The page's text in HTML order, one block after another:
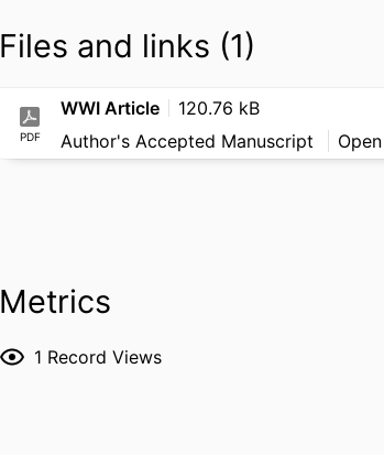
Files and links (1)
PDF
WWI Article 120.76 kB
Author's Accepted Manuscript
Metrics
1 Record Views